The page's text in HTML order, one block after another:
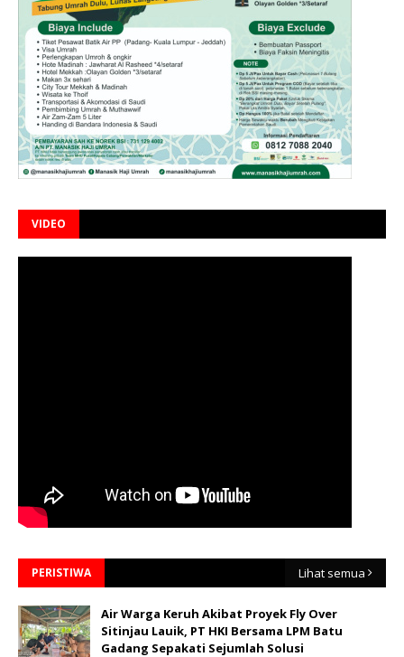
VIDEO
PERISTIWA Lihat semua
Air Warga Keruh Akibat Proyek Fly Over
Sitinjau Lauik, PT HKI Bersama LPM Batu
Gadang Sepakati Sejumlah Solusi